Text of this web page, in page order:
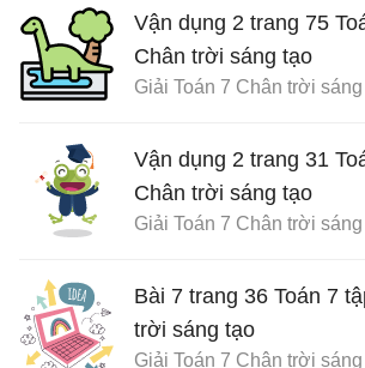
Vận dụng 2 trang 75
Chân trời sáng tạo
Giải Toán 7 Chân trời
Vận dụng 2 trang 31
Chân trời sáng tạo
Giải Toán 7 Chân trời
Bài 7 trang 36 Toán 7
trời sáng tạo
Giải Toán 7 Chân trời